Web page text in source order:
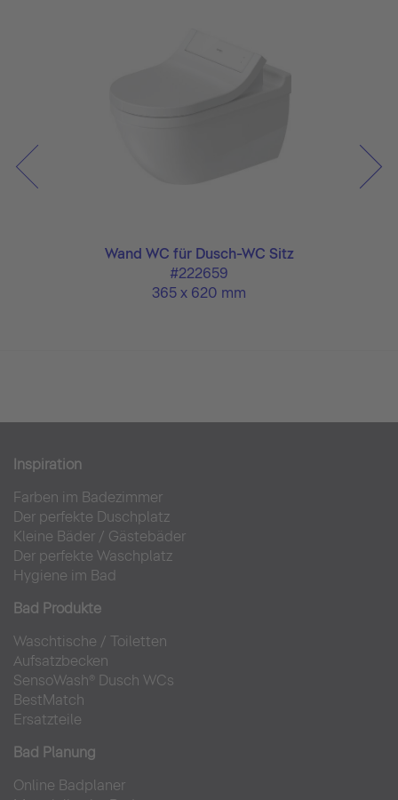
Wand WC für Dusch-WC Sitz
#222659
365 x 620 mm
Inspiration
Farben im Badezimmer
Der perfekte Duschplatz
Kleine Bäder / Gästebäder
Der perfekte Waschplatz
Hygiene im Bad
Bad Produkte
Waschtische / Toiletten
Aufsatzbecken
SensoWash® Dusch WCs
BestMatch
Ersatzteile
Bad Planung
Online Badplaner